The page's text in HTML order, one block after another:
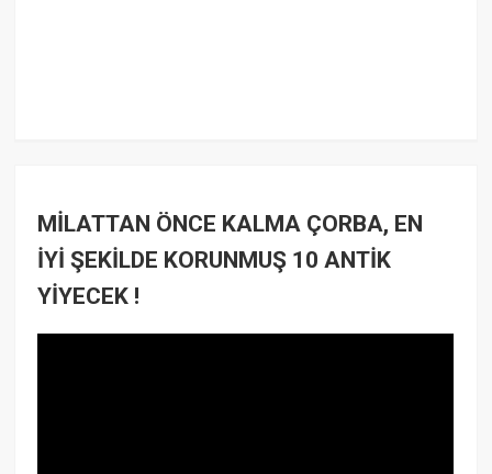
MİLATTAN ÖNCE KALMA ÇORBA, EN
İYİ ŞEKİLDE KORUNMUŞ 10 ANTİK
YİYECEK !